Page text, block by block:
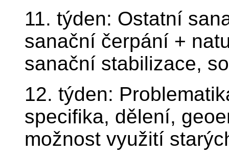
11. týden: Ostatní
sanační čerpání +
sanační stabilizace,
12. týden:
specifika, dělení,
možnost využití